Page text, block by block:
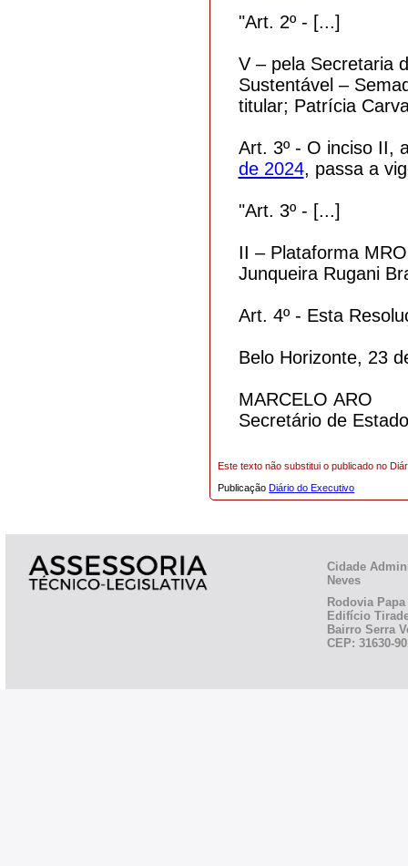
"Art. 2º - [...]
V – pela Secretaria
Sustentável –
titular; Patrícia
Art. 3º - O inciso II,
de 2024, passa a
"Art. 3º - [...]
II – Plataforma
Junqueira Rugani
Art. 4º - Esta
Belo Horizonte, 23
MARCELO ARO
Secretário de
Este texto não substitui o publicado no
PublicaçãoDiário do Executivo
Cidade
Neves
Rodovia
Edifício
Bairro Serra
CEP: 31630-